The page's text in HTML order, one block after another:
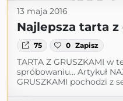
13 maja 2016
Najlepsza tarta
75 0 Zapisz
TARTA Z GRUSZKAMI w
spróbowaniu... Artykuł
GRUSZKAMI pochodzi z